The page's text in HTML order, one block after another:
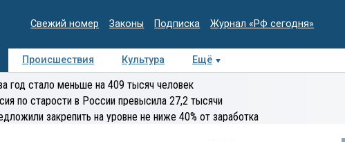
Свежий номер Законы Подписка Журнал «РФ сегодня»
Происшествия Культура Ещё
Интервью Колумнисты
год стало меньше на 409 тысяч человек
по старости в России превысила 27,2 тысячи
закрепить на уровне не ниже 40% от заработка